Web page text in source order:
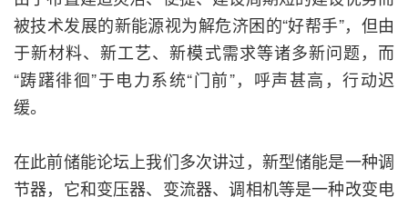
被技术发展的新能源视为解危济困的“好帮手”，但由
于新材料、新工艺、新模式需求等诸多新问题，而
“踌躇徘徊”于电力系统“门前”，呼声甚高，行动迟
缓。
在此前储能论坛上我们多次讲过，新型储能是一种调
节器，它和变压器、变流器、调相机等是一种改变电